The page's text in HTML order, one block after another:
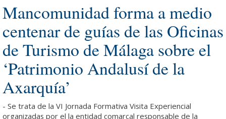
Mancomunidad forma a medio
centenar de guías de las Oficinas
de Turismo de Málaga sobre el
‘Patrimonio Andalusí de la
Axarquía’
- Se trata de la VI Jornada Formativa Visita Experiencial
organizadas por el la entidad comarcal responsable de la